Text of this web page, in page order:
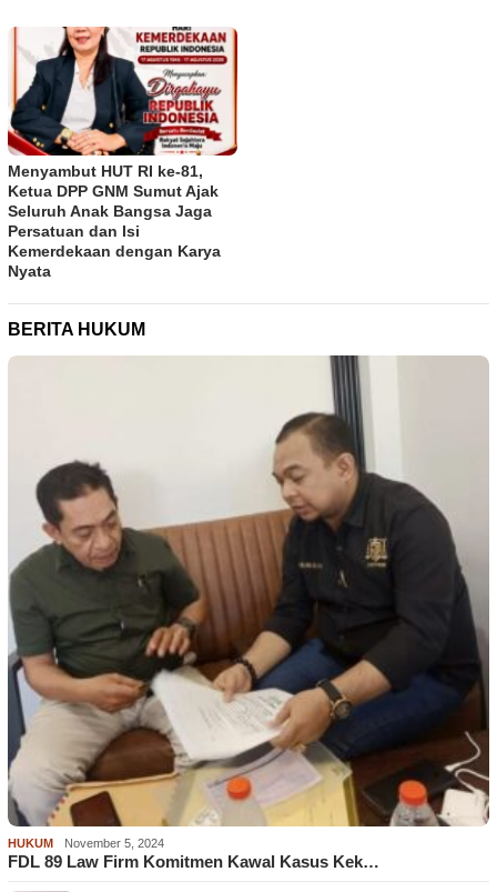
Menyambut HUT RI ke-81,
Ketua DPP GNM Sumut Ajak
Seluruh Anak Bangsa Jaga
Persatuan dan Isi
Kemerdekaan dengan Karya
Nyata
BERITA HUKUM
HUKUM November 5, 2024
FDL 89 Law Firm Komitmen Kawal Kasus Kek…